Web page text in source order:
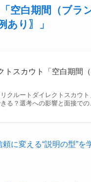
白期間（ブラ
あり〗」
スカウト「空白期間
クルートダイレクトスカウ
る？選考への影響と面接での
に変える“説明の型”を